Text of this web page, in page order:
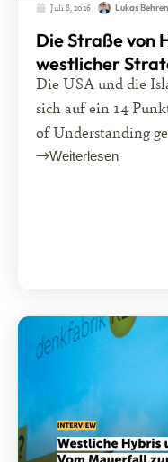
Juli 8, 2026 Lukas
Die Straße von
westlicher
Die USA und die
sich auf ein 14
of Understanding
Weiterlesen